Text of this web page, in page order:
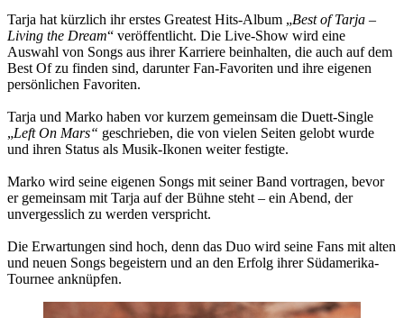
Tarja hat kürzlich ihr erstes Greatest Hits-Album „Best of Tarja –
Living the Dream“ veröffentlicht. Die Live-Show wird eine
Auswahl von Songs aus ihrer Karriere beinhalten, die auch auf dem
Best Of zu finden sind, darunter Fan-Favoriten und ihre eigenen
persönlichen Favoriten.
Tarja und Marko haben vor kurzem gemeinsam die Duett-Single
„Left On Mars“ geschrieben, die von vielen Seiten gelobt wurde
und ihren Status als Musik-Ikonen weiter festigte.
Marko wird seine eigenen Songs mit seiner Band vortragen, bevor
er gemeinsam mit Tarja auf der Bühne steht – ein Abend, der
unvergesslich zu werden verspricht.
Die Erwartungen sind hoch, denn das Duo wird seine Fans mit alten
und neuen Songs begeistern und an den Erfolg ihrer Südamerika-
Tournee anknüpfen.